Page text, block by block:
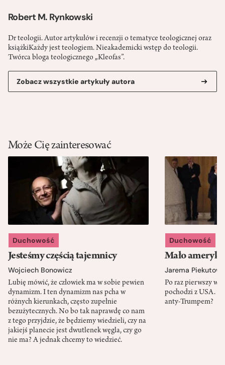
Robert M. Rynkowski
Dr teologii. Autor artykułów i recenzji o tematyce teologicznej oraz
książkiKażdy jest teologiem. Nieakademicki wstęp do teologii.
Twórca bloga teologicznego „Kleofas”.
Zobacz wszystkie artykuły autora
Może Cię zainteresować
Duchowość
Jesteśmy częścią tajemnicy
Wojciech Bonowicz
Lubię mówić, że człowiek ma w sobie pewien
dynamizm. I ten dynamizm nas pcha w
różnych kierunkach, często zupełnie
bezużytecznych. No bo tak naprawdę co nam
z tego przyjdzie, że będziemy wiedzieli, czy na
jakiejś planecie jest dwutlenek węgla, czy go
nie ma? A jednak chcemy to wiedzieć.
Duchowość
Mało
Jarema
Po raz pierwszy w
pochodzi z USA.
anty-Trumpem?